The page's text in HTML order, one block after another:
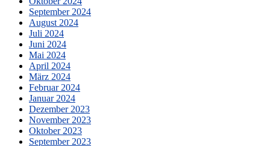
September 2024
August 2024
Juli 2024
Juni 2024
Mai 2024
April 2024
März 2024
Februar 2024
Januar 2024
Dezember 2023
November 2023
Oktober 2023
September 2023